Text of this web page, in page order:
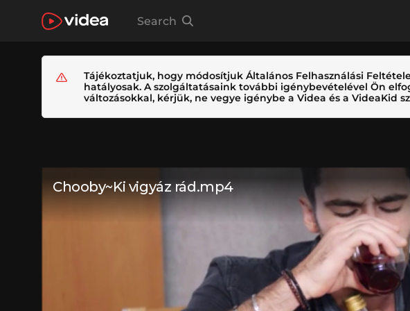
Search
Tájékoztatjuk, hogy módosítjuk Általános Felhasználási
hatályosak. A szolgáltatásaink további igénybevételével Ön
változásokkal, kérjük, ne vegye igénybe a Videa és a VideaKid